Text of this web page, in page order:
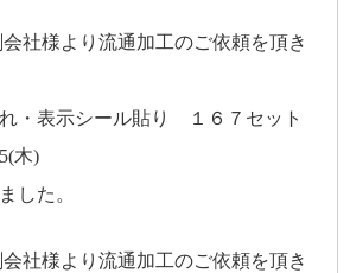
社様より流通加工のご依頼を頂き
・表示シール貼り １６７セット
木)
した。
社様より流通加工のご依頼を頂き